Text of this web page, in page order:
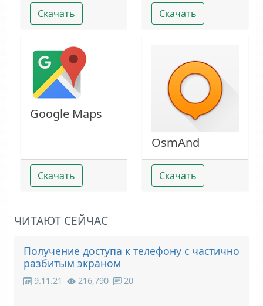
Скачать Скачать
Google Maps
Скачать
OsmAnd
Скачать
ЧИТАЮТ СЕЙЧАС
Получение доступа к телефону с частично
разбитым экраном
9.11.21 216,790 20